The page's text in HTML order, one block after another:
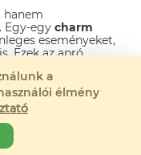
hanem
Egy-egycharm
eseményeket,
Ezek az apró
Azcharmok
ajándékba is
a
élmény